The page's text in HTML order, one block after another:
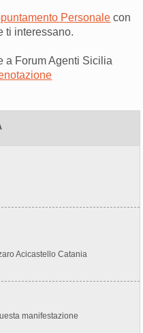
Personale con
ti interessano.
a Forum Agenti Sicilia
Acicastello Catania
manifestazione